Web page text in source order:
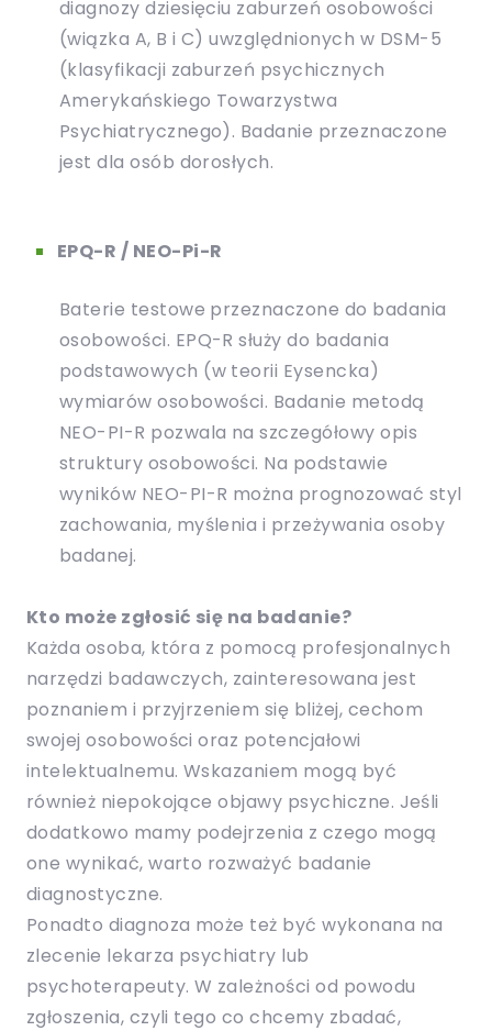
diagnozy dziesięciu zaburzeń osobowości
(wiązka A, B i C) uwzględnionych w DSM-5
(klasyfikacji zaburzeń psychicznych
Amerykańskiego Towarzystwa
Psychiatrycznego). Badanie przeznaczone
jest dla osób dorosłych.
EPQ-R / NEO-Pi-R
Baterie testowe przeznaczone do badania
osobowości. EPQ-R służy do badania
podstawowych (w teorii Eysencka)
wymiarów osobowości. Badanie metodą
NEO-PI-R pozwala na szczegółowy opis
struktury osobowości. Na podstawie
wyników NEO-PI-R można prognozować styl
zachowania, myślenia i przeżywania osoby
badanej.
Kto może zgłosić się na badanie?
Każda osoba, która z pomocą profesjonalnych
narzędzi badawczych, zainteresowana jest
poznaniem i przyjrzeniem się bliżej, cechom
swojej osobowości oraz potencjałowi
intelektualnemu. Wskazaniem mogą być
również niepokojące objawy psychiczne. Jeśli
dodatkowo mamy podejrzenia z czego mogą
one wynikać, warto rozważyć badanie
diagnostyczne.
Ponadto diagnoza może też być wykonana na
zlecenie lekarza psychiatry lub
psychoterapeuty. W zależności od powodu
zgłoszenia, czyli tego co chcemy zbadać,